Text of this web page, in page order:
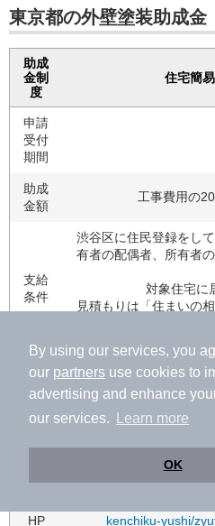
By using our services, you
our partners use cookies to
advertising and enhance
our services.
Learn more
OK
東京都の外壁塗装助成金
助成
金制
度
住宅簡
申請
受付
期間
助成
金額
工事費用の
支給
条件
渋谷区に住民登録をし
有者の配偶者、所有者
対象住宅に
見積もりは「住まいの
工事費用が5万円
助成
対象
屋根・外壁などの改修
住宅政策
HP
https://
kenchiku-yushi/